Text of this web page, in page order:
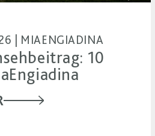
| MIAENGIADINA
10